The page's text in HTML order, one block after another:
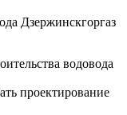
Дзержинскгоргаз
водовода
проектирование